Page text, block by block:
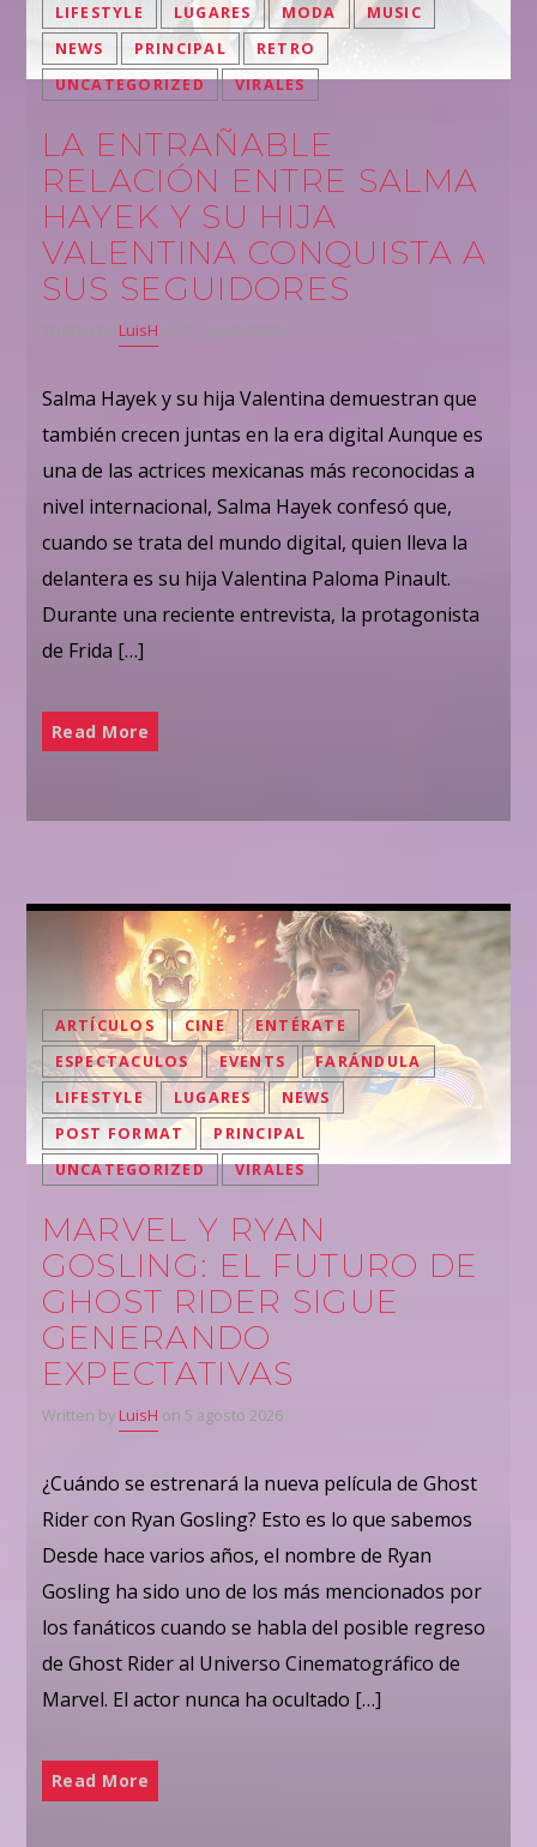
LIFESTYLE
LUGARES MODA
MUSIC
NEWS
PRINCIPAL
RETRO
UNCATEGORIZED
VIRALES
LA ENTRAÑABLE
RELACIÓN ENTRE SALMA
HAYEK Y SU HIJA
VALENTINA CONQUISTA A
SUS SEGUIDORES
LuisH on 5 agosto 2026
Salma Hayek y su hija Valentina demuestran que
también crecen juntas en la era digital Aunque es
una de las actrices mexicanas más reconocidas a
nivel internacional, Salma Hayek confesó que,
cuando se trata del mundo digital, quien lleva la
delantera es su hija Valentina Paloma Pinault.
Durante una reciente entrevista, la protagonista
de Frida […]
Read More
ARTÍCULOS CINE
ENTÉRATE
ESPECTACULOS
EVENTS
FARÁNDULA
LIFESTYLE
LUGARES
NEWS
POST FORMAT
PRINCIPAL
UNCATEGORIZED
VIRALES
MARVEL Y RYAN
GOSLING: EL FUTURO DE
GHOST RIDER SIGUE
GENERANDO
EXPECTATIVAS
Written by LuisH on 5 agosto 2026
¿Cuándo se estrenará la nueva película de Ghost
Rider con Ryan Gosling? Esto es lo que sabemos
Desde hace varios años, el nombre de Ryan
Gosling ha sido uno de los más mencionados por
los fanáticos cuando se habla del posible regreso
de Ghost Rider al Universo Cinematográfico de
Marvel. El actor nunca ha ocultado […]
Read More